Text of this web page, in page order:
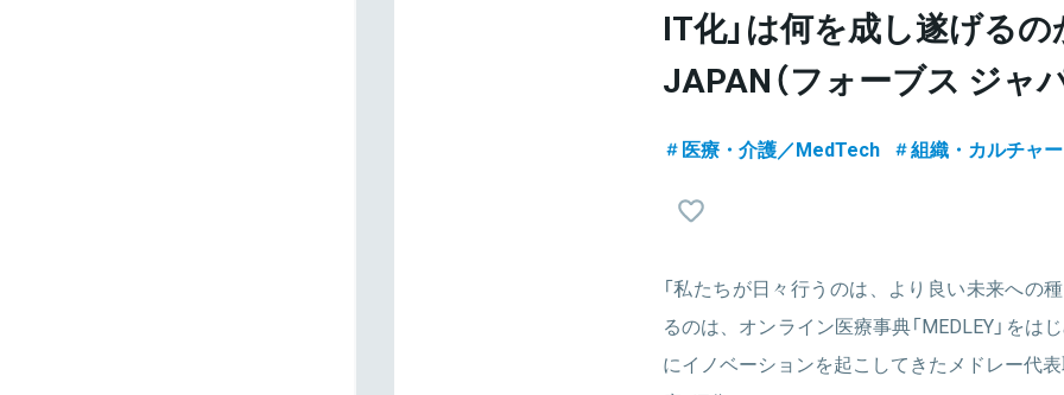
IT化」は何を成し遂げる
JAPAN（フォーブス ジャパ
医療・介護／MedTech 組織・カルチャー
「私たちが日々行うのは、より良い未来への
るのは、オンライン医療事典「MEDLEY」を
にイノベーションを起こしてきたメドレー代